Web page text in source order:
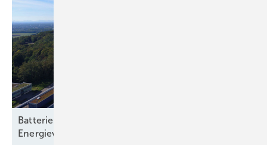
Batteriespeicher: Rückgrat einer klimaneutralen
Energieversorgung